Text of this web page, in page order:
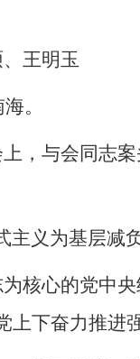
王明玉
。
，与会同志
主义为基层减
核心的党中
上下奋力推进